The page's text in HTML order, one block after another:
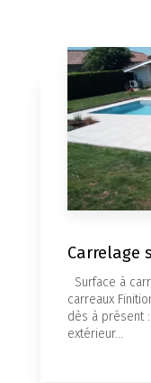
Carrelage
Surface à
carreaux
dès à présent
extérieur...